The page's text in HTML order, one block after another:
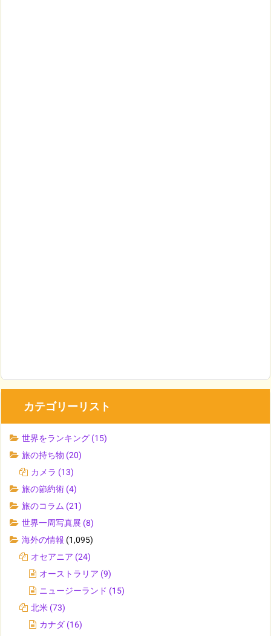
カテゴリーリスト
世界をランキング (15)
旅の持ち物 (20)
カメラ (13)
旅の節約術 (4)
旅のコラム (21)
世界一周写真展 (8)
海外の情報 (1,095)
オセアニア (24)
オーストラリア (9)
ニュージーランド (15)
北米 (73)
カナダ (16)